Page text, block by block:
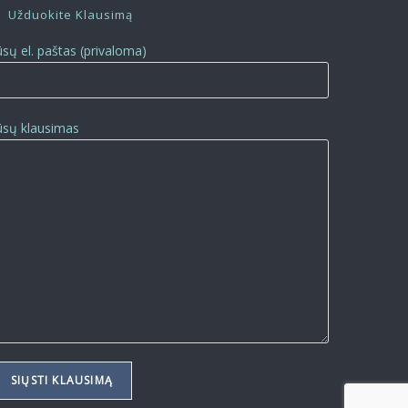
Užduokite Klausimą
el. paštas (privaloma)
klausimas